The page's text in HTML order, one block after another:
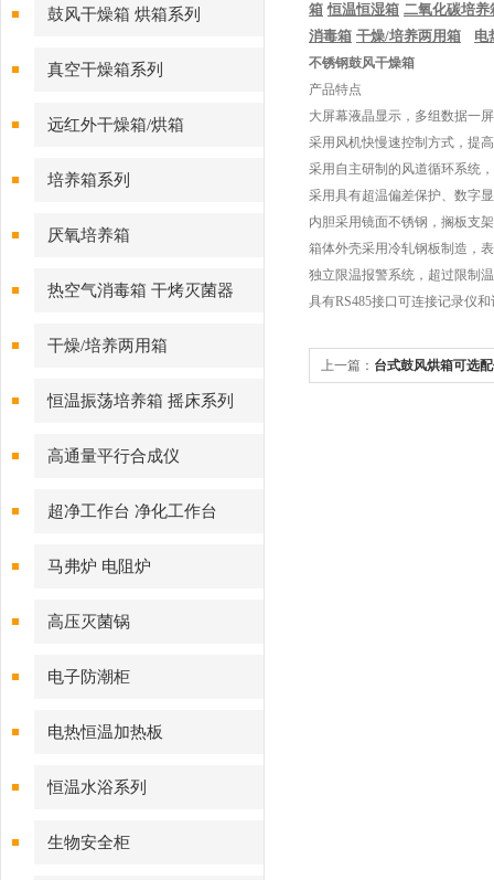
鼓风干燥箱 烘箱系列
真空干燥箱系列
远红外干燥箱/烘箱
培养箱系列
厌氧培养箱
热空气消毒箱 干烤灭菌器
干燥/培养两用箱
恒温振荡培养箱 摇床系列
高通量平行合成仪
超净工作台 净化工作台
马弗炉 电阻炉
高压灭菌锅
电子防潮柜
电热恒温加热板
恒温水浴系列
生物安全柜
箱 恒温恒湿箱 二氧化碳培养
消毒箱 干燥/培养两用箱 电
不锈钢鼓风干燥箱
产品特点
大屏幕液晶显示，多组数据一
采用风机快慢速控制方式，提
采用自主研制的风道循环系统
采用具有超温偏差保护、数字
内胆采用镜面不锈钢，搁板支
箱体外壳采用冷轧钢板制造，
独立限温报警系统，超过限制
具有RS485接口可连接记录仪
上一篇： 台式鼓风烘箱可选